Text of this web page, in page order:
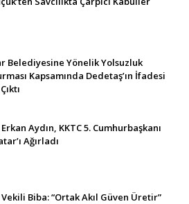
Belediyesine Yönelik Yolsuzluk
Kapsamında Dedetaş’ın İfadesi
Aydın, KKTC 5. Cumhurbaşkanı
Ağırladı
Vekili Biba: “Ortak Akıl Güven Üretir”